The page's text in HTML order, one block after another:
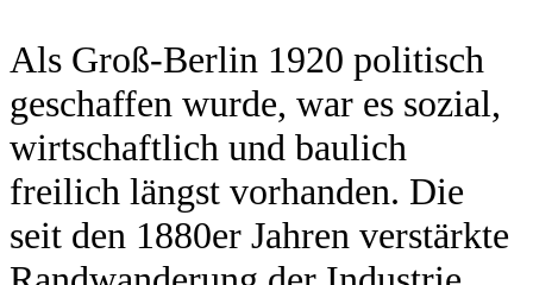
Als Groß-Berlin 1920 politisch
geschaffen wurde, war es sozial,
wirtschaftlich und baulich
freilich längst vorhanden. Die
seit den 1880er Jahren verstärkte